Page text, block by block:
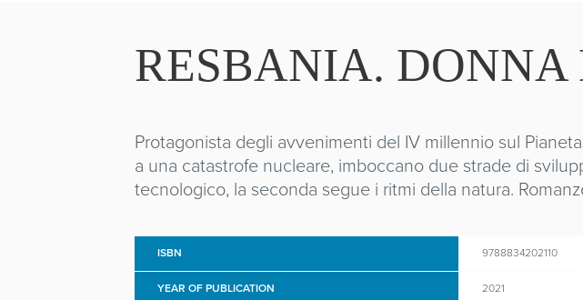
RESBANIA. DONNA
Protagonista degli avvenimenti del IV millennio sul
a una catastrofe nucleare, imboccano due strade di
tecnologico, la seconda segue i ritmi della natura.
ISBN 9788834202110
YEAR OF PUBLICATION 2021